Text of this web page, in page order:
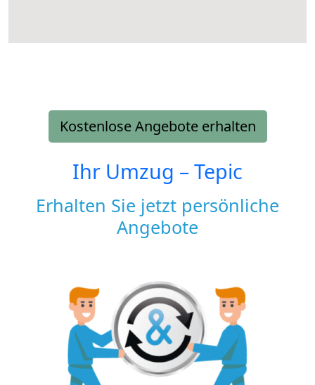
Kostenlose Angebote erhalten
Ihr Umzug –Tepic
Erhalten Sie jetzt persönliche
Angebote